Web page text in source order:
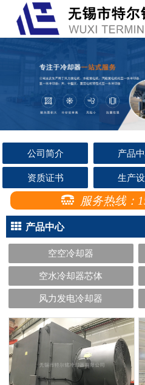
公司简介 产品
资质证书 生产
服务热线：
产品中心
空空冷却器
空水冷却器芯体
风力发电冷却器